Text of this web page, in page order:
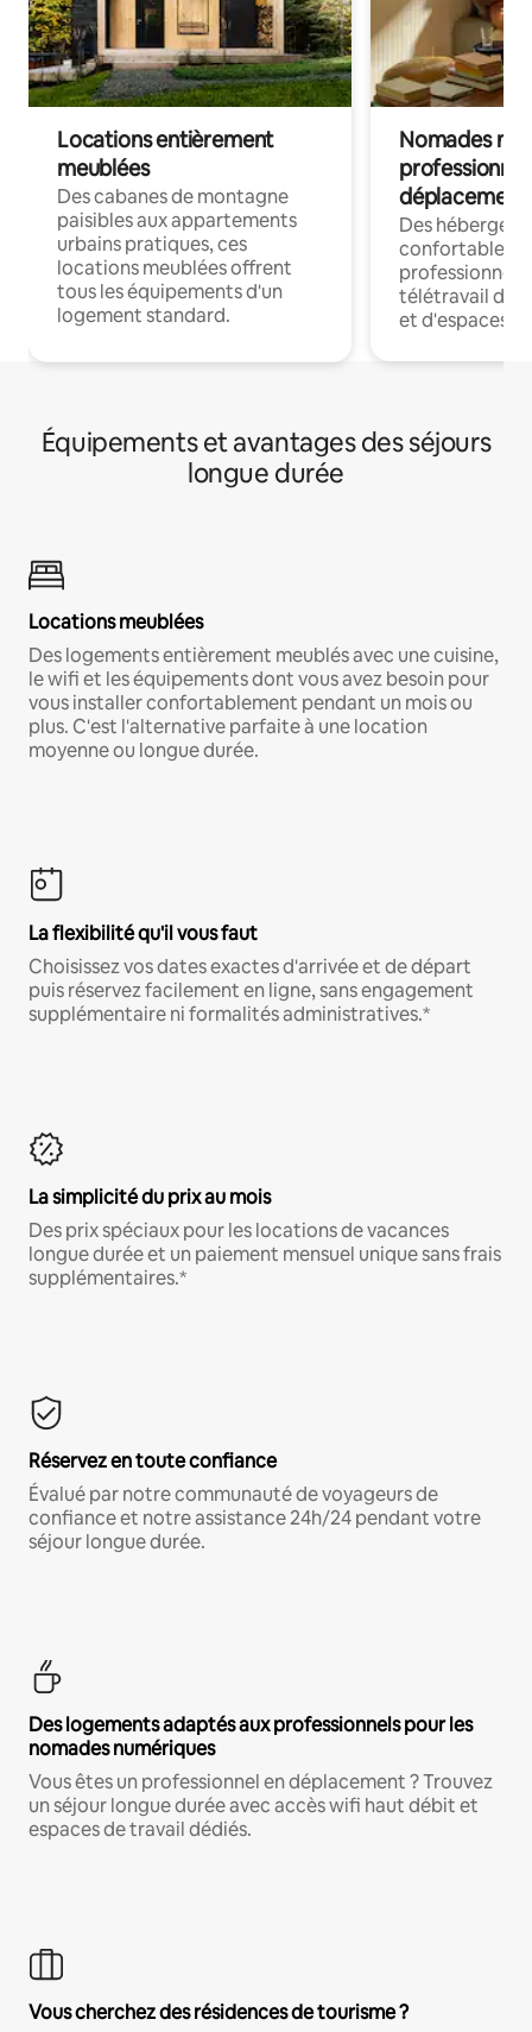
Locations entièrement
meublées
Des cabanes de montagne
paisibles aux appartements
urbains pratiques, ces
locations meublées offrent
tous les équipements d'un
logement standard.
Nomades
déplacement
Des
confortables
professionnels
télétravail
et d'espaces
Équipements et avantages des séjours
longue durée
Locations meublées
Des logements entièrement meublés avec une cuisine,
le wifi et les équipements dont vous avez besoin pour
vous installer confortablement pendant un mois ou
plus. C'est l'alternative parfaite à une location
moyenne ou longue durée.
La flexibilité qu'il vous faut
Choisissez vos dates exactes d'arrivée et de départ
puis réservez facilement en ligne, sans engagement
supplémentaire ni formalités administratives.*
La simplicité du prix au mois
Des prix spéciaux pour les locations de vacances
longue durée et un paiement mensuel unique sans frais
supplémentaires.*
Réservez en toute confiance
Évalué par notre communauté de voyageurs de
confiance et notre assistance 24h/24 pendant votre
séjour longue durée.
Des logements adaptés aux professionnels pour les
nomades numériques
Vous êtes un professionnel en déplacement ? Trouvez
un séjour longue durée avec accès wifi haut débit et
espaces de travail dédiés.
Vous cherchez des résidences de tourisme ?